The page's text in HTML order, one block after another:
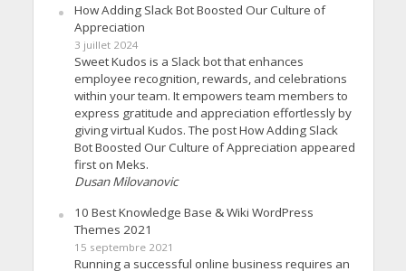
How Adding Slack Bot Boosted Our Culture of
Appreciation
3 juillet 2024
Sweet Kudos is a Slack bot that enhances
employee recognition, rewards, and celebrations
within your team. It empowers team members to
express gratitude and appreciation effortlessly by
giving virtual Kudos. The post How Adding Slack
Bot Boosted Our Culture of Appreciation appeared
first on Meks.
Dusan Milovanovic
10 Best Knowledge Base & Wiki WordPress
Themes 2021
15 septembre 2021
Running a successful online business requires an